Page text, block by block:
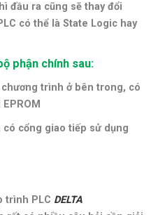
đầu ra cũng sẽ thay đổi
có thể là State Logic hay
phận chính sau:
chương trình ở bên trong, có
có cổng giao tiếp sử dụng
trình PLC DELTA